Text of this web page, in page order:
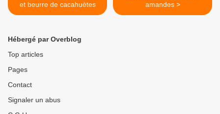
et beurre de cacahuètes
amandes >
Hébergé par Overblog
Top articles
Pages
Contact
Signaler un abus